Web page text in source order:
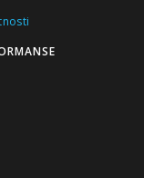
poslovne, stručne i
i lično odgovorni